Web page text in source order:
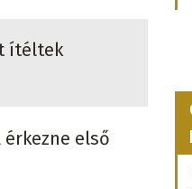
ítéltek
első